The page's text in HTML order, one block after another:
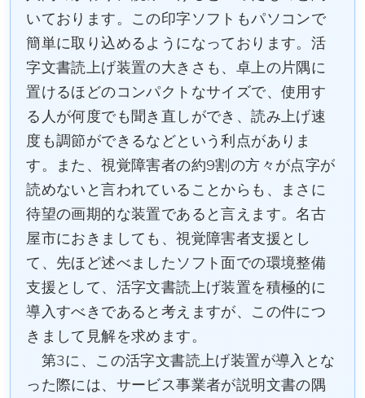
いております。この印字ソフトもパソコンで
簡単に取り込めるようになっております。活
字文書読上げ装置の大きさも、卓上の片隅に
置けるほどのコンパクトなサイズで、使用す
る人が何度でも聞き直しができ、読み上げ速
度も調節ができるなどという利点がありま
す。また、視覚障害者の約9割の方々が点字が
読めないと言われていることからも、まさに
待望の画期的な装置であると言えます。名古
屋市におきましても、視覚障害者支援とし
て、先ほど述べましたソフト面での環境整備
支援として、活字文書読上げ装置を積極的に
導入すべきであると考えますが、この件につ
きまして見解を求めます。
第3に、この活字文書読上げ装置が導入とな
った際には、サービス事業者が説明文書の隅